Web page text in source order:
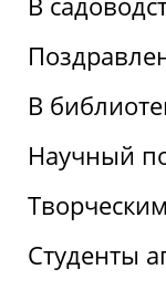
В
Научный
Студенты